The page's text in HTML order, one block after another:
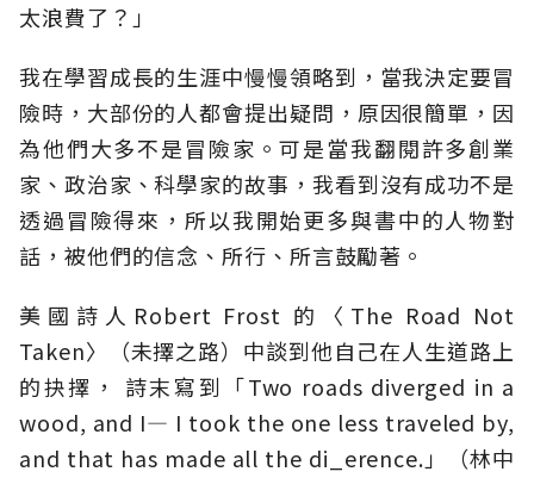
太浪費了？」
我在學習成長的生涯中慢慢領略到，當我決定要冒
險時，大部份的人都會提出疑問，原因很簡單，因
為他們大多不是冒險家。可是當我翻閱許多創業
家、政治家、科學家的故事，我看到沒有成功不是
透過冒險得來，所以我開始更多與書中的人物對
話，被他們的信念、所行、所言鼓勵著。
美國詩人Robert Frost 的〈The Road Not
Taken〉（未擇之路）中談到他自己在人生道路上
的抉擇， 詩末寫到「Two roads diverged in a
wood, and I— I took the one less traveled by,
and that has made all the di_erence.」（林中